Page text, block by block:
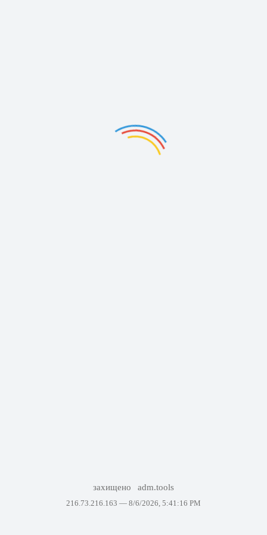
захищено adm.tools
216.73.216.163 — 8/6/2026, 5:41:16 PM